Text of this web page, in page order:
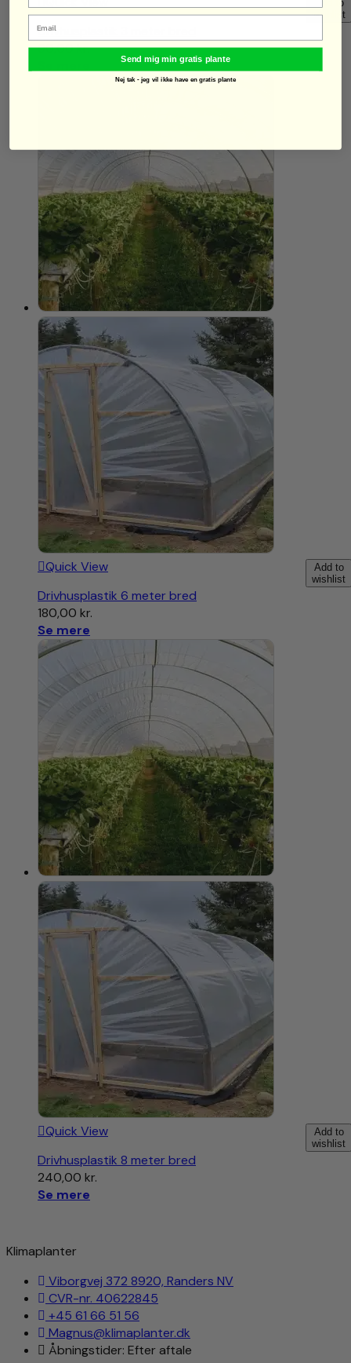
Add to
wishlist
Drivhusplastik 3 meter bred
90,00kr.
Add to
wishlist
Quick View
Drivhusplastik 6 meter bred
180,00 kr.
Se mere
Add to
wishlist
Quick View
Drivhusplastik 8 meter bred
240,00 kr.
Se mere
Klimaplanter
Viborgvej 372 8920, Randers NV
CVR-nr. 40622845
+45 61 66 51 56
Magnus@klimaplanter.dk
Åbningstider: Efter aftale
Send mig min gratis plante
Nej tak - jeg vil ikke have en gratis plante